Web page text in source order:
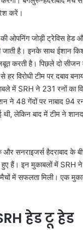
करें।
की ओपनिंग जोड़ी ट्रेविस हेड
है। इनके साथ ईशान
करती है। पिछले दो सीजन
विरोधी टीम पर दबाव
में SRH ने 231 रनों का
ने 48 गेंदों पर नाबाद 94
लेकिन बाद में टीम ने
सनराइजर्स हैदराबाद के
हैं। इन मुकाबलों में SRH ने
में सफलता मिली। एक
हेड टू हेड